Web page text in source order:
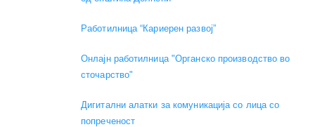
Работилница “Кариерен развој”
Онлајн работилница "Органско производство во
сточарство"
Дигитални алатки за комуникација со лица со
попреченост